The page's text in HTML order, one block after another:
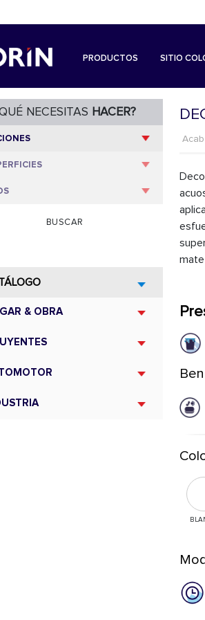
PRODUCTOS SITIO
NECESITAS HACER?
BUSCAR
& OBRA